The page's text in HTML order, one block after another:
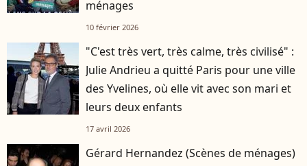
ménages
10 février 2026
"C'est très vert, très calme, très civilisé" :
Julie Andrieu a quitté Paris pour une ville
des Yvelines, où elle vit avec son mari et
leurs deux enfants
17 avril 2026
Gérard Hernandez (Scènes de ménages)